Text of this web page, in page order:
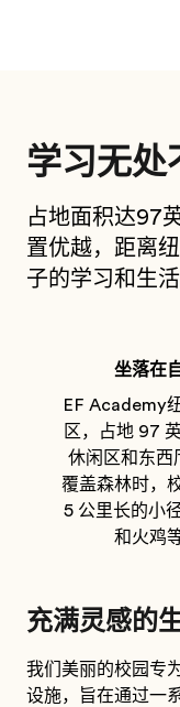
学习无处
占地面积达97
置优越，距离
子的学习和生
坐落在
EF Academy
区，占地 97
休闲区和东西
覆盖森林时，
5 公里长的小
和火鸡
充满灵感的
我们美丽的校园专
设施，旨在通过一